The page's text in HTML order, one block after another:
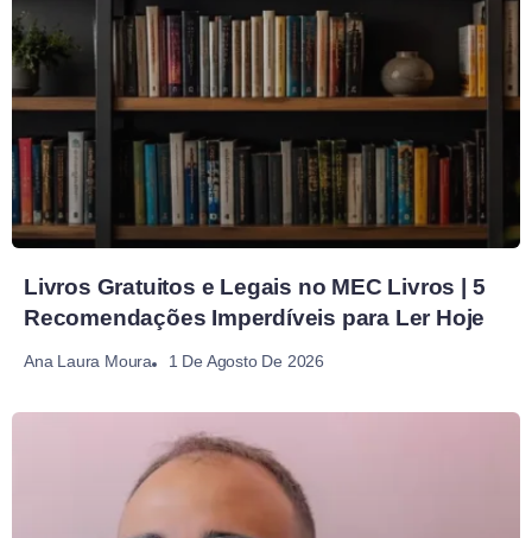
Livros Gratuitos e Legais no MEC Livros | 5
Recomendações Imperdíveis para Ler Hoje
Ana Laura Moura 1 De Agosto De 2026